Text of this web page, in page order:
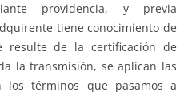
providencia, y previa
tiene conocimiento de
resulte de la certificación de
la transmisión, se aplican las
términos que pasamos a